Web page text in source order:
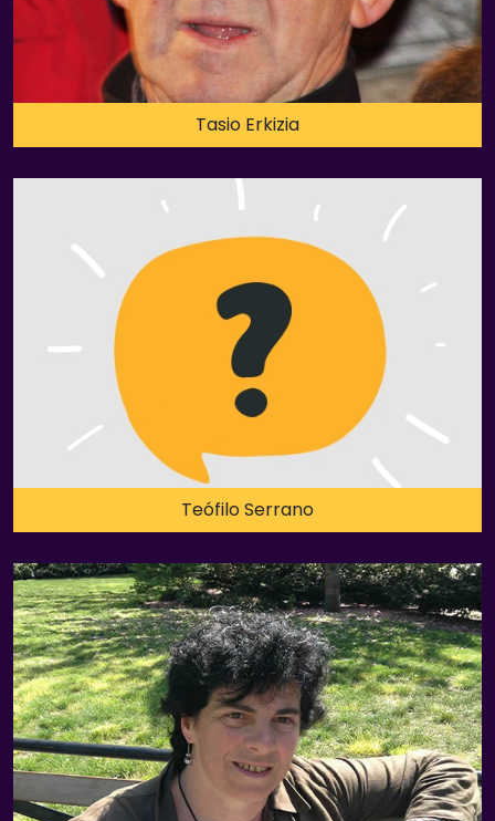
Tasio Erkizia
Teófilo Serrano